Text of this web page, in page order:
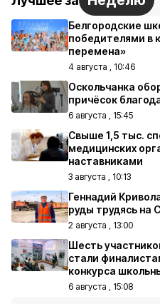
Белгородские
победителями в
перемена»
4 августа , 10:46
Оскольчанка
причёсок
6 августа , 15:45
Свыше 1,5 тыс.
медицинских
наставниками
3 августа , 10:13
Геннадий
руды трудясь на
2 августа , 13:00
Шесть
стали
конкурса
6 августа , 15:08